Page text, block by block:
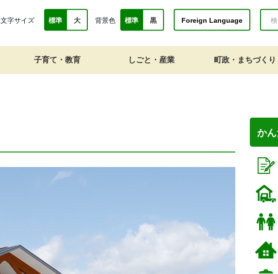
子育て・教育 しごと・産業 町政・まちづくり
文字サイズ 標準 大 背景色 標準 黒 Foreign Language
か